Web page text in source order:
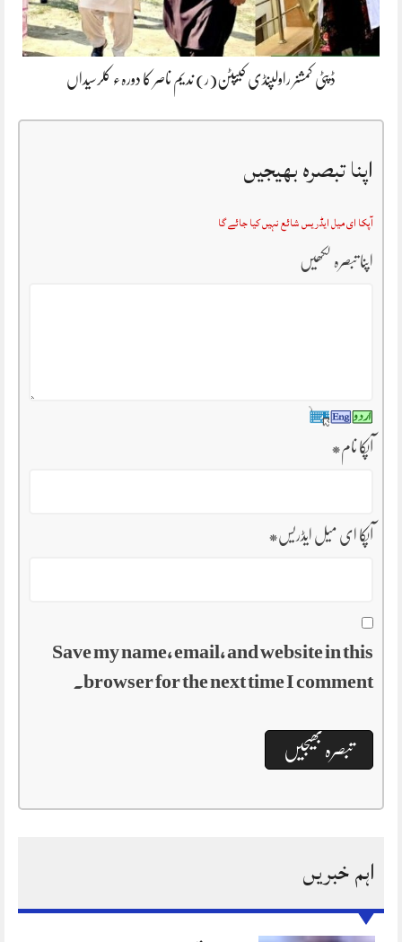
ڈپٹی کمشنر راولپنڈی کیپٹن(ر) ندیم ناصر کا دورہء کلرسیداں
اپنا تبصرہ بھیجیں
آپکا ای میل ایڈریس شائع نہیں کیا جائے گا
اپنا تبصرہ لکھیں
آپکا نام*
آپکا ای میل ایڈریس*
Save my name, email, and website in this
browser for the next time I comment.
اہم خبریں